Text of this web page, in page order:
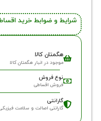
و ضوابط خرید اقساطی
در انبار هگمتان کالا
اصالت و سلامت فیزیکی کالا